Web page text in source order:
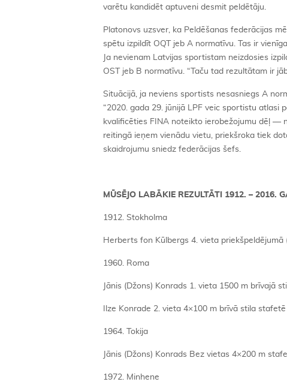
varētu kandidēt aptuveni desmit peldētāju.
Platonovs uzsver, ka Peldēšanas federācijas
spētu izpildīt OQT jeb A normatīvu. Tas ir
Ja nevienam Latvijas sportistam neizdosies
OST jeb B normatīvu. “Taču tad rezultātam ir
Situācijā, ja neviens sportists nesasniegs A
“2020. gada 29. jūnijā LPF veic sportistu
kvalificēties FINA noteikto ierobežojumu dēļ —
reitingā ieņem vienādu vietu, priekšroka tiek
skaidrojumu sniedz federācijas šefs.
MŪSĒJO LABĀKIE REZULTĀTI 1912. – 2016.
1912. Stokholma
Herberts fon Kūlbergs 4. vieta priekšpeldējumā
1960. Roma
Jānis (Džons) Konrads 1. vieta 1500 m brīvajā
Ilze Konrade 2. vieta 4×100 m brīvā stila stafetē
1964. Tokija
Jānis (Džons) Konrads Bez vietas 4×200 m
1972. Minhene